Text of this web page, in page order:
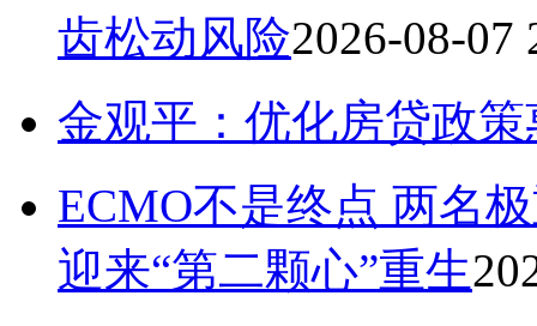
齿松动风险2026-08-07
金观平：优化房贷政
ECMO不是终点 两名
迎来“第二颗心”重生